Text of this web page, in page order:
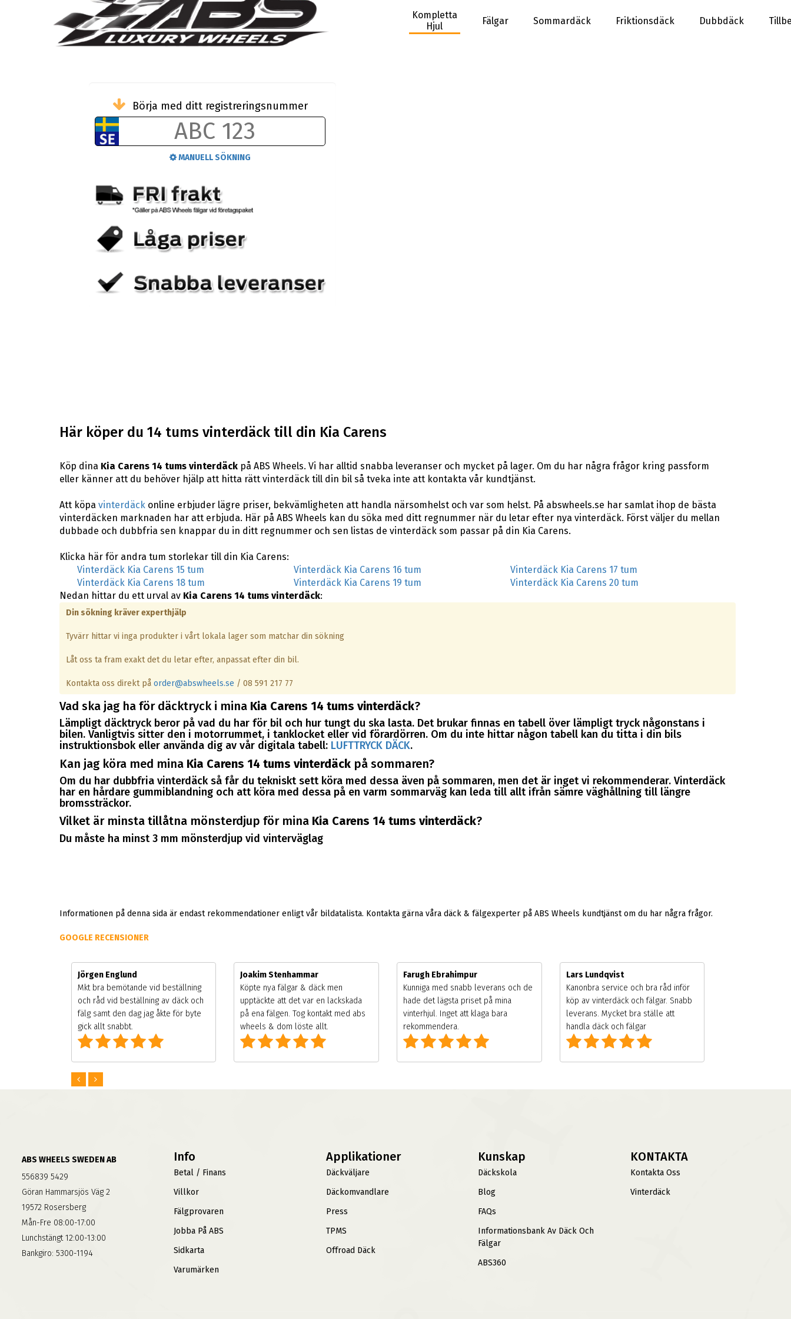
Kompletta
Hjul
Fälgar Sommardäck Friktionsdäck Dubbdäck
Börja med ditt registreringsnummer
MANUELL SÖKNING
Här köper du 14 tums vinterdäck till din Kia Carens
Köp dina Kia Carens 14 tums vinterdäckpå ABS Wheels. Vi har alltid snabba leveranser och mycket på lager. Om du har några frågor kring passform
eller känner att du behöver hjälp att hitta rätt vinterdäck till din bil så tveka inte att kontakta vår kundtjänst.
Att köpa vinterdäckonline erbjuder lägre priser, bekvämligheten att handla närsomhelst och var som helst. På abswheels.se har samlat ihop de bästa
vinterdäcken marknaden har att erbjuda. Här på ABS Wheels kan du söka med ditt regnummer när du letar efter nya vinterdäck. Först väljer du mellan
dubbade och dubbfria sen knappar du in ditt regnummer och sen listas de vinterdäck som passar på din Kia Carens.
Klicka här för andra tum storlekar till din Kia Carens:
Vinterdäck Kia Carens 15 tum
Vinterdäck Kia Carens 16 tum
Vinterdäck Kia Carens 17 tum
Vinterdäck Kia Carens 18 tum
Vinterdäck Kia Carens 19 tum
Vinterdäck Kia Carens 20 tum
Nedan hittar du ett urval av Kia Carens 14 tums vinterdäck:
Din sökning kräver experthjälp
Tyvärr hittar vi inga produkter i vårt lokala lager som matchar din sökning
Låt oss ta fram exakt det du letar efter, anpassat efter din bil.
Kontakta oss direkt på order@abswheels.se / 08 591 217 77
Vad ska jag ha för däcktryck i mina Kia Carens 14 tums vinterdäck?
Lämpligt däcktryck beror på vad du har för bil och hur tungt du ska lasta. Det brukar finnas en tabell över lämpligt tryck någonstans i
bilen. Vanligtvis sitter den i motorrummet, i tanklocket eller vid förardörren. Om du inte hittar någon tabell kan du titta i din bils
instruktionsbok eller använda dig av vår digitala tabell: LUFTTRYCK DÄCK.
Kan jag köra med mina Kia Carens 14 tums vinterdäckpå sommaren?
Om du har dubbfria vinterdäck så får du tekniskt sett köra med dessa även på sommaren, men det är inget vi rekommenderar. Vinterdäck
har en hårdare gummiblandning och att köra med dessa på en varm sommarväg kan leda till allt ifrån sämre väghållning till längre
bromssträckor.
Vilket är minsta tillåtna mönsterdjup för mina Kia Carens 14 tums vinterdäck?
Du måste ha minst 3 mm mönsterdjup vid vinterväglag
Informationen på denna sida är endast rekommendationer enligt vår bildatalista. Kontakta gärna våra däck & fälgexperter på ABS Wheels kundtjänst om du har några frågor.
GOOGLE RECENSIONER
Jörgen Englund
Mkt bra bemötande vid beställning
och råd vid beställning av däck och
fälg samt den dag jag åkte för byte
gick allt snabbt.
Joakim Stenhammar
Köpte nya fälgar & däck men
upptäckte att det var en lackskada
på ena fälgen. Tog kontakt med abs
wheels & dom löste allt.
Farugh Ebrahimpur
Kunniga med snabb leverans och de
hade det lägsta priset på mina
vinterhjul. Inget att klaga bara
rekommendera.
Lars Lundqvist
Kanonbra service och bra råd inför
köp av vinterdäck och fälgar. Snabb
leverans. Mycket bra ställe att
handla däck och fälgar
ABS WHEELS SWEDEN AB
556839 5429
Göran Hammarsjös Väg 2
19572 Rosersberg
Mån-Fre 08:00-17:00
Lunchstängt 12:00-13:00
Bankgiro: 5300-1194
Info
Betal / Finans
Villkor
Fälgprovaren
Jobba På ABS
Sidkarta
Varumärken
Applikationer
Däckväljare
Däckomvandlare
Press
TPMS
Offroad Däck
Kunskap
Däckskola
Blog
FAQs
Informationsbank Av Däck Och
Fälgar
ABS360
KONTAKTA
Kontakta Oss
Vinterdäck